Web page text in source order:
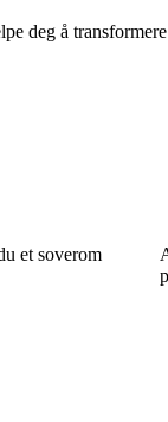
deg å
et soverom